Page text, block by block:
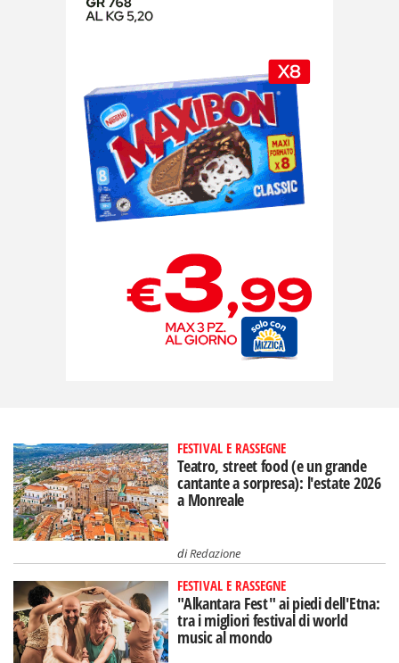
FESTIVAL E RASSEGNE
Teatro, street food (e un grande
cantante a sorpresa): l'estate 2026
a Monreale
diRedazione
FESTIVAL E RASSEGNE
"Alkantara Fest" ai piedi dell'Etna:
tra i migliori festival di world
music al mondo